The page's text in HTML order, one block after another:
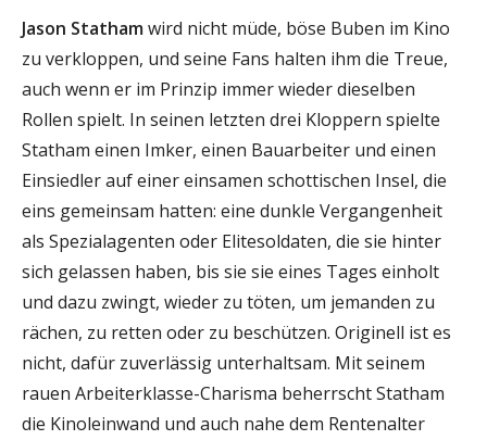
Jason Stathamwird nicht müde, böse Buben im Kino
zu verkloppen, und seine Fans halten ihm die Treue,
auch wenn er im Prinzip immer wieder dieselben
Rollen spielt. In seinen letzten drei Kloppern spielte
Statham einen Imker, einen Bauarbeiter und einen
Einsiedler auf einer einsamen schottischen Insel, die
eins gemeinsam hatten: eine dunkle Vergangenheit
als Spezialagenten oder Elitesoldaten, die sie hinter
sich gelassen haben, bis sie sie eines Tages einholt
und dazu zwingt, wieder zu töten, um jemanden zu
rächen, zu retten oder zu beschützen. Originell ist es
nicht, dafür zuverlässig unterhaltsam. Mit seinem
rauen Arbeiterklasse-Charisma beherrscht Statham
die Kinoleinwand und auch nahe dem Rentenalter